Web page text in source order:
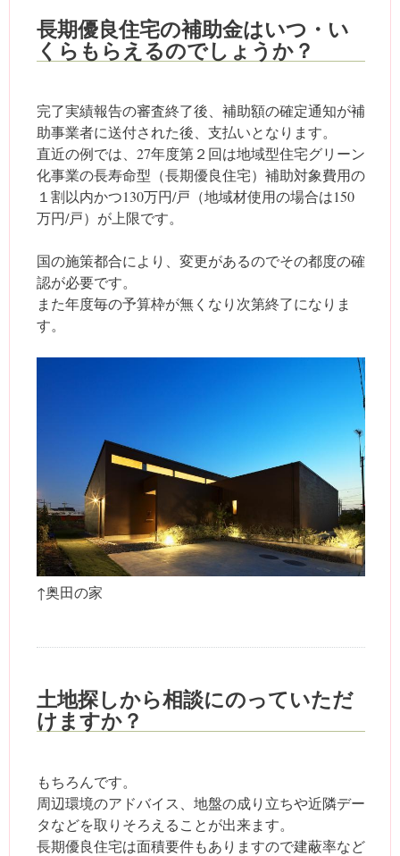
長期優良住宅の補助金はいつ・い
くらもらえるのでしょうか？
完了実績報告の審査終了後、補助額の確定通知が補
助事業者に送付された後、支払いとなります。
直近の例では、27年度第２回は地域型住宅グリーン
化事業の長寿命型（長期優良住宅）補助対象費用の
１割以内かつ130万円/戸（地域材使用の場合は150
万円/戸）が上限です。
国の施策都合により、変更があるのでその都度の確
認が必要です。
また年度毎の予算枠が無くなり次第終了になりま
す。
↑奥田の家
土地探しから相談にのっていただ
けますか？
もちろんです。
周辺環境のアドバイス、地盤の成り立ちや近隣デー
タなどを取りそろえることが出来ます。
長期優良住宅は面積要件もありますので建蔽率など